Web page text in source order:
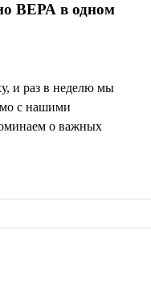
ВЕРА в одном
и раз в неделю мы
с нашими
о важных